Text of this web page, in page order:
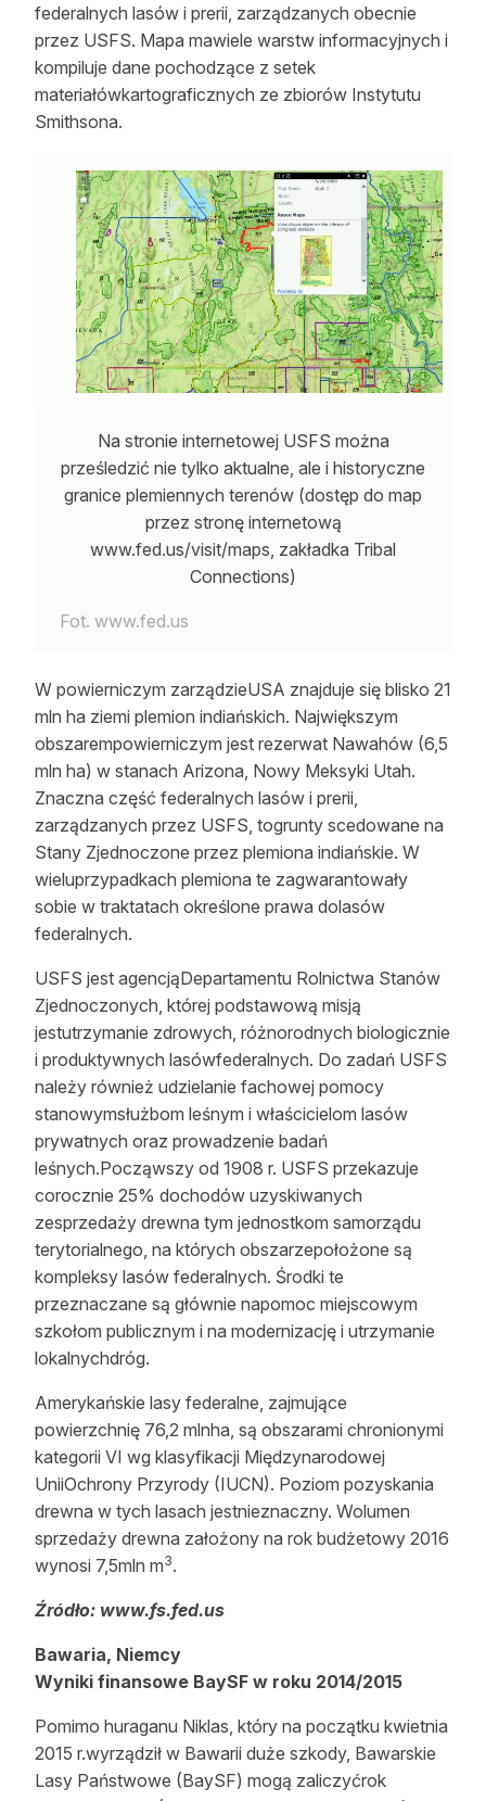
Kontakt
federalnych lasów i prerii, zarządzanych obecnie
przez USFS. Mapa mawiele warstw informacyjnych i
kompiluje dane pochodzące z setek
materiałówkartograficznych ze zbiorów Instytutu
Smithsona.
Na stronie internetowej USFS można
prześledzić nie tylko aktualne, ale i historyczne
granice plemiennych terenów (dostęp do map
przez stronę internetową
www.fed.us/visit/maps, zakładka Tribal
Connections)
Fot. www.fed.us
W powierniczym zarządzieUSA znajduje się blisko 21
mln ha ziemi plemion indiańskich. Największym
obszarempowierniczym jest rezerwat Nawahów (6,5
mln ha) w stanach Arizona, Nowy Meksyki Utah.
Znaczna część federalnych lasów i prerii,
zarządzanych przez USFS, togrunty scedowane na
Stany Zjednoczone przez plemiona indiańskie. W
wieluprzypadkach plemiona te zagwarantowały
sobie w traktatach określone prawa dolasów
federalnych.
USFS jest agencjąDepartamentu Rolnictwa Stanów
Zjednoczonych, której podstawową misją
jestutrzymanie zdrowych, różnorodnych biologicznie
i produktywnych lasówfederalnych. Do zadań USFS
należy również udzielanie fachowej pomocy
stanowymsłużbom leśnym i właścicielom lasów
prywatnych oraz prowadzenie badań
leśnych.Począwszy od 1908 r. USFS przekazuje
corocznie 25% dochodów uzyskiwanych
zesprzedaży drewna tym jednostkom samorządu
terytorialnego, na których obszarzepołożone są
kompleksy lasów federalnych. Środki te
przeznaczane są głównie napomoc miejscowym
szkołom publicznym i na modernizację i utrzymanie
lokalnychdróg.
Amerykańskie lasy federalne, zajmujące
powierzchnię 76,2 mlnha, są obszarami chronionymi
kategorii VI wg klasyfikacji Międzynarodowej
UniiOchrony Przyrody (IUCN). Poziom pozyskania
drewna w tych lasach jestnieznaczny. Wolumen
sprzedaży drewna założony na rok budżetowy 2016
wynosi 7,5mln m3.
Źródło: www.fs.fed.us
Bawaria, Niemcy
Wyniki finansowe BaySF w roku 2014/2015
Pomimo huraganu Niklas, który na początku kwietnia
2015 r.wyrządził w Bawarii duże szkody, Bawarskie
Lasy Państwowe (BaySF) mogą zaliczyćrok